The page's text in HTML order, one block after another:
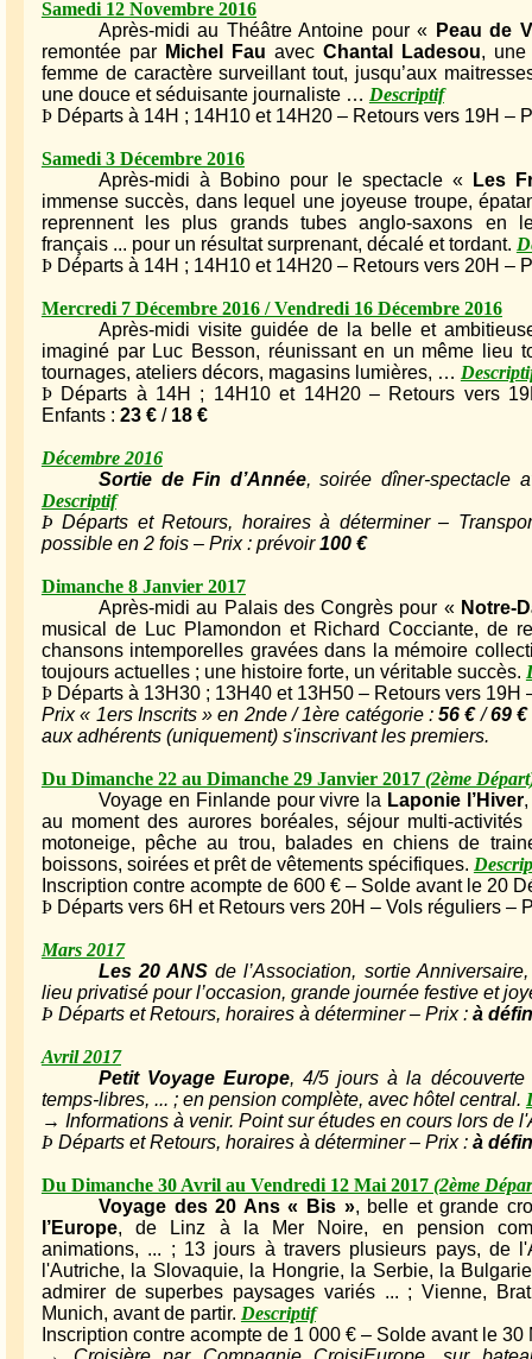
Samedi 12 Novembre 2016
Après-midi au Théâtre Antoine pour « Peau de
remontée par Michel Fau avec Chantal Ladesou, une
femme de caractère surveillant tout, jusqu’aux
une douce et séduisante journaliste … Descriptif
ÞDéparts à 14H ; 14H10 et 14H20 – Retours vers 19H –
Samedi 3 Décembre 2016
Après-midi à Bobino pour le spectacle «
Les
immense succès, dans lequel une joyeuse troupe,
reprennent les plus grands tubes anglo-saxons en
français ... pour un résultat surprenant, décalé et tordant.
ÞDéparts à 14H ; 14H10 et 14H20 – Retours vers 20H –
Mercredi 7 Décembre 2016 / Vendredi 16 Décembre 2016
Après-midi visite guidée de la belle et
imaginé par Luc Besson, réunissant en un même lieu
tournages, ateliers décors, magasins lumières, …
ÞDéparts à 14H ; 14H10 et 14H20 – Retours vers
Enfants : 23 €/ 18 €
Décembre 2016
Sortie de Fin d’Année, soirée dîner-spectacle
Descriptif
Þ Départs et Retours, horaires à déterminer –
possible en 2 fois – Prix : prévoir100 €
Dimanche 8 Janvier 2017
Après-midi au Palais des Congrès pour « Notre-
musical de Luc Plamondon et Richard Cocciante, de
chansons intemporelles gravées dans la mémoire
toujours actuelles ; une histoire forte, un véritable succès.
ÞDéparts à 13H30 ; 13H40 et 13H50 – Retours vers 19H
Prix « 1ers Inscrits » en 2nde / 1ère catégorie :56 €/69 €
aux adhérents (uniquement) s'inscrivant les premiers.
Du Dimanche 22 au Dimanche 29 Janvier 2017 (2ème
Voyage en Finlande pour vivre la Laponie l’Hiver
au moment des aurores boréales, séjour multi-
motoneige, pêche au trou, balades en chiens de
boissons, soirées et prêt de vêtements spécifiques.
Inscription contre acompte de 600 € – Solde avant le 20
ÞDéparts vers 6H et Retours vers 20H – Vols réguliers –
Mars 2017
Les 20 ANS de l’Association, sortie
lieu privatisé pour l’occasion, grande journée festive et
Þ Départs et Retours, horaires à déterminer – Prix : à
Avril 2017
Petit Voyage Europe, 4/5 jours à la découverte
temps-libres, ... ; en pension complète, avec hôtel central.
→ Informations à venir. Point sur études en cours lors de
Þ Départs et Retours, horaires à déterminer – Prix : à
Du Dimanche 30 Avril au Vendredi 12 Mai 2017 (2ème
Voyage des 20 Ans « Bis », belle et grande
l’Europe, de Linz à la Mer Noire, en pension
animations, ... ; 13 jours à travers plusieurs pays, de
l'Autriche, la Slovaquie, la Hongrie, la Serbie, la
admirer de superbes paysages variés ... ; Vienne,
Munich, avant de partir. Descriptif
Inscription contre acompte de 1 000 € – Solde avant le 30